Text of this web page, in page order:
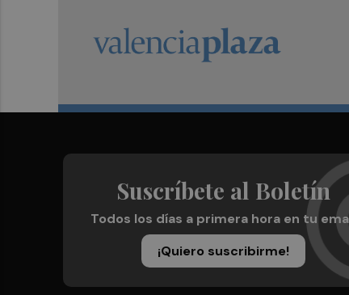
Suscríbete al Boletín
Todos los días a primera hora en tu
¡Quiero suscribirme!